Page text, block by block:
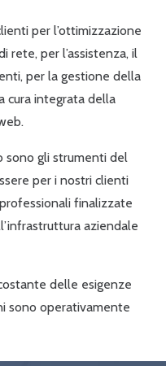
per l’ottimizzazione
rete, per l’assistenza, il
per la gestione della
cura integrata della
sono gli strumenti del
per i nostri clienti
finalizzate
aziendale
delle esigenze
sono operativamente